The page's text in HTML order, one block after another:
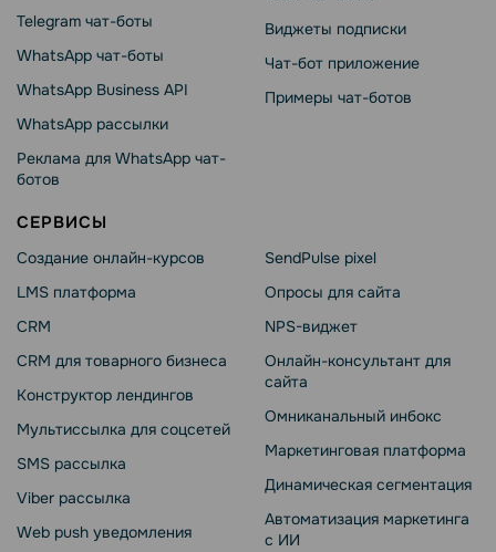
Telegram чат-боты
WhatsApp чат-боты
WhatsApp Business API
WhatsApp рассылки
Реклама для WhatsApp чат-
ботов
Виджеты подписки
Чат-бот приложение
Примеры чат-ботов
СЕРВИСЫ
Создание онлайн-курсов
LMS платформа
CRM
CRM для товарного бизнеса
Конструктор лендингов
Мультиссылка для соцсетей
SMS рассылка
Viber рассылка
Web push уведомления
SendPulse pixel
Опросы для сайта
NPS-виджет
Онлайн-консультант для
сайта
Омниканальный инбокс
Маркетинговая платформа
Динамическая сегментация
Автоматизация маркетинга
с ИИ